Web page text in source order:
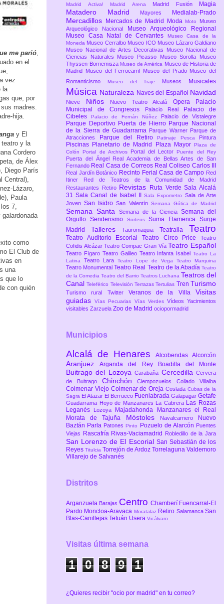
me parió
en el
vez
la
que, por
madres.
hija.
y El
teatro y la
Cordero
de Álex
Diego París
Central),
Lázaro,
Paula
7,
como
El Club de
en
una
que lo
con quién
Madrid Activa! Madrid Arena Madrid Fusión Magia
Matadero Madrid Mayores Medialab-Prado
Mercadillos Mercados de Madrid ModaMoto Museo
Arqueológico Nacional
Museo Arqueológico Regional
Museo Casa Natal de Cervantes
Museo Casa de la
Moneda Museo Cerralbo Museo ICO Museo Lázaro Galdiano
Museo Nacional de Artes Decorativas Museo Nacional de
Ciencias Naturales Museo Picasso Museo Sorolla Museo
Thyssen-BornemiszaMuseo de América Museo de Historia de
Madrid
Museo del Ferrocarril Museo del Prado Museo del
Romanticismo
Museo del Traje Museos Musicales
Música Naturaleza Naves del Español Navidad
Nieve Niños Nuevo Teatro Alcalá Opera
Palacio
Municipal de Congresos
Palacio Real
Palacio de
Cibeles
Palacio de Fernán Núñez Palacio de Vistalegre
Parque Deportivo Puerta de Hierro Parque Nacional
de la Sierra de Guadarrama Parque Warner Parque de
Atracciones
Parque del Retiro Patinaje Pesca Pintura
Piscinas Planetario de Madrid Plaza Mayor
Plaza de
Colón Portal de Archivos Portal del LectorPuente del Rey
Puerta del Ángel
Real Academia de Bellas Artes de San
Fernando Real Casa de Correos Real Coliseo Carlos III
Real Jardín Botánico Recinto Ferial Casa de Campo Red
Itiner
Red de Teatros de la Comunidad de Madrid
Restaurantes
Retiro Revistas Ruta VerdeSala Alcalá
31Sala Canal de Isabel IISala Expometro Sala de Arte
JovenSan IsidroSan Valentín Semana Gótica de Madrid
Semana Santa Semana de la Ciencia Semana del
Orgullo Senderismo SorteosSuma FlamencaSurge
Madrid Talleres Tauromaquia Teatralia Teatro
Teatro Auditorio Escorial Teatro Circo Price Teatro
Cofidis AlcázarTeatro Compac Gran Vía Teatro Español
Teatro Fígaro Teatro Galileo Teatro Infanta IsabelTeatro La
Latina Teatro LaraTeatro Lope de Vega Teatro Marquina
Teatro Monumental Teatro Real Teatro de la Abadía Teatro
de la Comedia Teatro del Barrio Teatros Luchana Teatros del
CanalTeleférico TelevisiónTerrazasTertulias Tren Turismo
Turismo rural Twitter Veranos de la VillaVisitas
guiadasVías Pecuarias Vías Verdes VídeosYacimientos
visitables Zarzuela Zoo de Madrid ociopormadrid
Municipios
Alcalá de Henares Alcobendas Alcorcón
AranjuezArganda del Rey Boadilla del Monte
Buitrago del LozoyaCarabaña CercedillaCervera
de Buitrago ChinchónCiempozuelosCollado Villalba
Colmenar Viejo Colmenar de Oreja Coslada Cubas de la
Sagra El Atazar El Berrueco Fuenlabrada Galapagar Getafe
Guadarrama Hoyo de Manzanares La Cabrera Las Rozas
Leganés
Lozoya Majadahonda
Manzanares el Real
Morata de Tajuña Móstoles Navalcarnero
Nuevo
Baztán Parla PatonesPinto Pozuelo de Alarcón Puentes
Viejas
Rascafría Rivas-Vaciamadrid Robledillo de la Jara
San Lorenzo de El Escorial San Sebastián de los
Reyes Titulcia Torrejón de Ardoz Torrelaguna Valdemoro
Villarejo de Salvanés
Distritos
Arganzuela Barajas Centro Chamberí Fuencarral-El
Pardo Moncloa-Aravaca Moratalaz Retiro SalamancaSan
Blas-Canillejas Tetuán Usera Vicálvaro
Visitas última semana
1 0 8 9 1
¿Quieres recibir "ocio por madrid" en tu correo?